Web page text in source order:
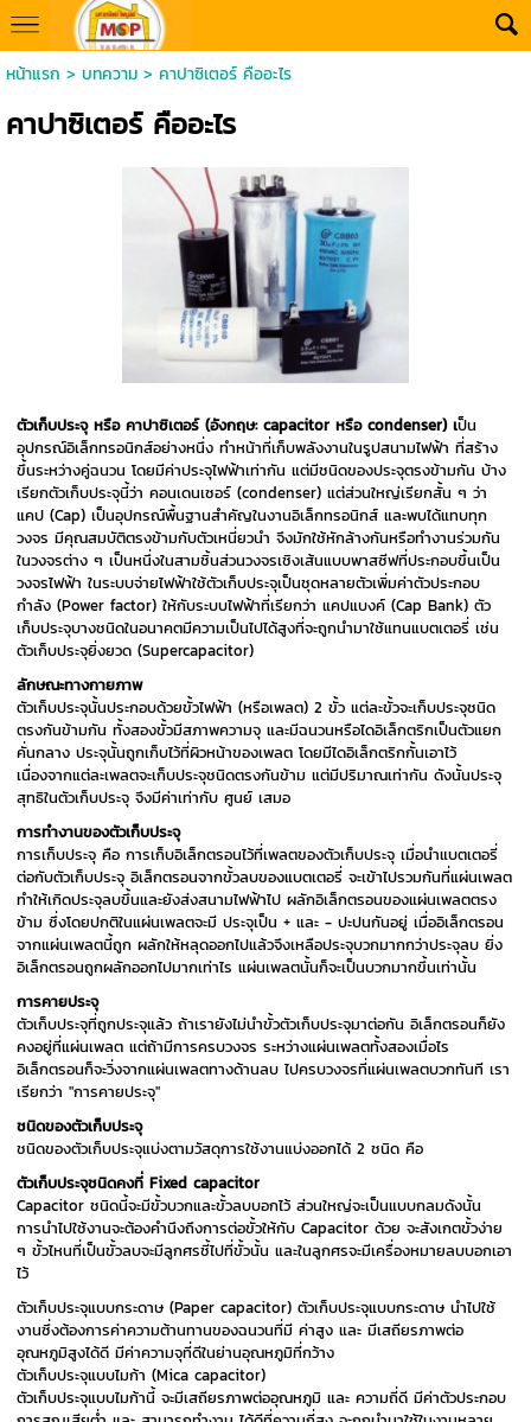
หน้าแรก > บทความ> คาปาซิเตอร์ คืออะไร
คาปาซิเตอร์ คืออะไร
ตัวเก็บประจุ หรือ คาปาซิเตอร์ (อังกฤษ: capacitor หรือ condenser) เป็น
อุปกรณ์อิเล็กทรอนิกส์อย่างหนึ่ง ทำหน้าที่เก็บพลังงานในรูปสนามไฟฟ้า ที่สร้าง
ขึ้นระหว่างคู่ฉนวน โดยมีค่าประจุไฟฟ้าเท่ากัน แต่มีชนิดของประจุตรงข้ามกัน บ้าง
เรียกตัวเก็บประจุนี้ว่า คอนเดนเซอร์ (condenser) แต่ส่วนใหญ่เรียกสั้น ๆ ว่า
แคป (Cap) เป็นอุปกรณ์พื้นฐานสำคัญในงานอิเล็กทรอนิกส์ และพบได้แทบทุก
วงจร มีคุณสมบัติตรงข้ามกับตัวเหนี่ยวนำ จึงมักใช้หักล้างกันหรือทำงานร่วมกัน
ในวงจรต่าง ๆ เป็นหนึ่งในสามชิ้นส่วนวงจรเชิงเส้นแบบพาสซีฟที่ประกอบขึ้นเป็น
วงจรไฟฟ้า ในระบบจ่ายไฟฟ้าใช้ตัวเก็บประจุเป็นชุดหลายตัวเพิ่มค่าตัวประกอบ
กำลัง (Power factor) ให้กับระบบไฟฟ้าที่เรียกว่า แคปแบงค์ (Cap Bank) ตัว
เก็บประจุบางชนิดในอนาคตมีความเป็นไปได้สูงที่จะถูกนำมาใช้แทนแบตเตอรี่ เช่น
ตัวเก็บประจุยิ่งยวด (Supercapacitor)
ลักษณะทางกายภาพ
ตัวเก็บประจุนั้นประกอบด้วยขั้วไฟฟ้า (หรือเพลต) 2 ขั้ว แต่ละขั้วจะเก็บประจุชนิด
ตรงกันข้ามกัน ทั้งสองขั้วมีสภาพความจุ และมีฉนวนหรือไดอิเล็กตริกเป็นตัวแยก
คั่นกลาง ประจุนั้นถูกเก็บไว้ที่ผิวหน้าของเพลต โดยมีไดอิเล็กตริกกั้นเอาไว้
เนื่องจากแต่ละเพลตจะเก็บประจุชนิดตรงกันข้าม แต่มีปริมาณเท่ากัน ดังนั้นประจุ
สุทธิในตัวเก็บประจุ จึงมีค่าเท่ากับ ศูนย์ เสมอ
การทำงานของตัวเก็บประจุ
การเก็บประจุ คือ การเก็บอิเล็กตรอนไว้ที่เพลตของตัวเก็บประจุ เมื่อนำแบตเตอรี่
ต่อกับตัวเก็บประจุ อิเล็กตรอนจากขั้วลบของแบตเตอรี่ จะเข้าไปรวมกันที่แผ่นเพลต
ทำให้เกิดประจุลบขึ้นและยังส่งสนามไฟฟ้าไป ผลักอิเล็กตรอนของแผ่นเพลตตรง
ข้าม ซึ่งโดยปกติในแผ่นเพลตจะมี ประจุเป็น + และ - ปะปนกันอยู่ เมื่ออิเล็กตรอน
จากแผ่นเพลตนี้ถูก ผลักให้หลุดออกไปแล้วจึงเหลือประจุบวกมากกว่าประจุลบ ยิ่ง
อิเล็กตรอนถูกผลักออกไปมากเท่าไร แผ่นเพลตนั้นก็จะเป็นบวกมากขึ้นเท่านั้น
การคายประจุ
ตัวเก็บประจุที่ถูกประจุแล้ว ถ้าเรายังไม่นำขั้วตัวเก็บประจุมาต่อกัน อิเล็กตรอนก็ยัง
คงอยู่ที่แผ่นเพลต แต่ถ้ามีการครบวงจร ระหว่างแผ่นเพลตทั้งสองเมื่อไร
อิเล็กตรอนก็จะวิ่งจากแผ่นเพลตทางด้านลบ ไปครบวงจรที่แผ่นเพลตบวกทันที เรา
เรียกว่า "การคายประจุ"
ชนิดของตัวเก็บประจุ
ชนิดของตัวเก็บประจุแบ่งตามวัสดุการใช้งานแบ่งออกได้ 2 ชนิด คือ
ตัวเก็บประจุชนิดคงที่ Fixed capacitor
Capacitor ชนิดนี้จะมีขั้วบวกและขั้วลบบอกไว้ ส่วนใหญ่จะเป็นแบบกลมดังนั้น
การนำไปใช้งานจะต้องคำนึงถึงการต่อขั้วให้กับ Capacitor ด้วย จะสังเกตขั้วง่าย
ๆ ขั้วไหนที่เป็นขั้วลบจะมีลูกศรชี้ไปที่ขั้วนั้น และในลูกศรจะมีเครื่องหมายลบบอกเอา
ไว้
ตัวเก็บประจุแบบกระดาษ (Paper capacitor) ตัวเก็บประจุแบบกระดาษ นำไปใช้
งานซึ่งต้องการค่าความต้านทานของฉนวนที่มี ค่าสูง และ มีเสถียรภาพต่อ
อุณหภูมิสูงได้ดี มีค่าความจุที่ดีในย่านอุณหภูมิที่กว้าง
ตัวเก็บประจุแบบไมก้า (Mica capacitor)
ตัวเก็บประจุแบบไมก้านี้ จะมีเสถียรภาพต่ออุณหภูมิ และ ความถี่ดี มีค่าตัวประกอบ